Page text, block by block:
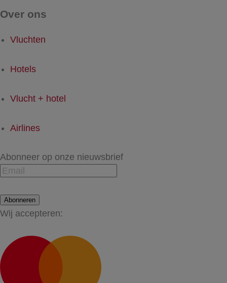
Over ons
Vluchten
Hotels
Vlucht + hotel
Airlines
Abonneer op onze nieuwsbrief
Abonneren
Wij accepteren: